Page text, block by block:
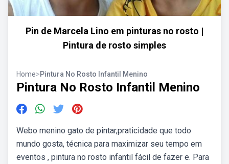
Pin de Marcela Lino em pinturas no rosto |
Pintura de rosto simples
Home>Pintura No Rosto Infantil Menino
Pintura No Rosto Infantil Menino
Webo menino gato de pintar,praticidade que todo
mundo gosta, técnica para maximizar seu tempo em
eventos , pintura no rosto infantil fácil de fazer e. Para